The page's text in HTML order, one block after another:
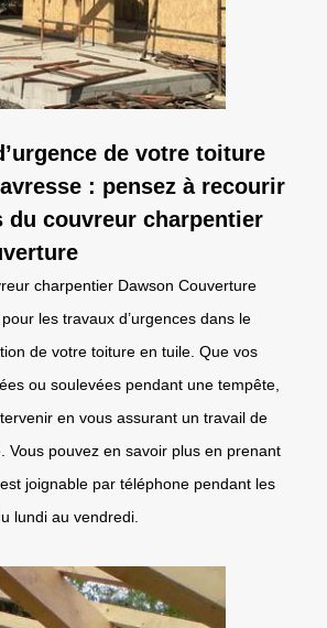
de votre toiture
: pensez à recourir
du couvreur charpentier
charpentier Dawson Couverture
les travaux d’urgences dans le
de votre toiture en tuile. Que vos
ou soulevées pendant une tempête,
en vous assurant un travail de
Vous pouvez en savoir plus en prenant
joignable par téléphone pendant les
lundi au vendredi.